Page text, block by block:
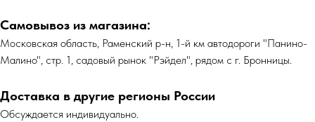
Самовывоз из магазина:
Московская область, Раменский р-н, 1-й км автодороги "Панино-
Малино", стр. 1, садовый рынок "Рэйдел", рядом с г. Бронницы.
Доставка в другие регионы России
Обсуждается индивидуально.